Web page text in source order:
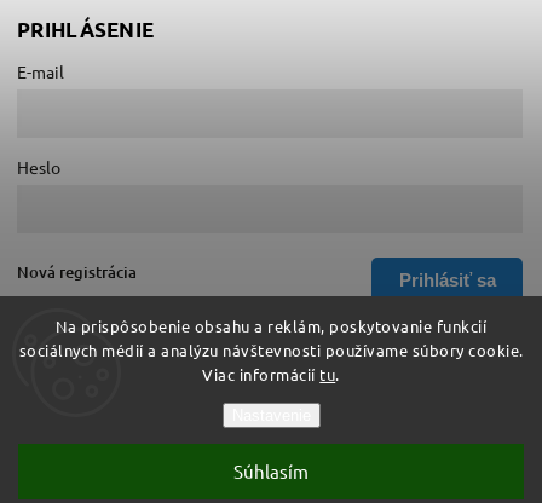
Na prispôsobenie obsahu a reklám, poskytovanie funkcií
sociálnych médií a analýzu návštevnosti používame súbory cookie.
Viac informácií tu.
Súhlasím
PRIHLÁSENIE
E-mail
Heslo
Prihlásiť sa
Nová registrácia
Zabudnuté heslo
Hurá do školy. Všetky práva vyhradené.
Upraviť nastavenie cookies
Shoptet| Design